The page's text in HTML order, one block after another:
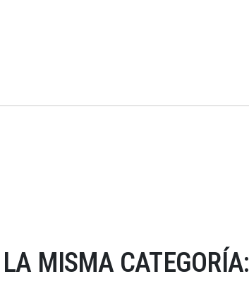
LA MISMA CATEGORÍA: